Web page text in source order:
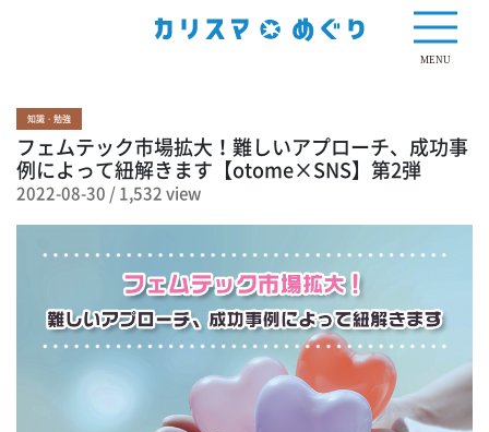
MENU
知識・勉強
フェムテック市場拡大！難しいアプローチ、成功事
例によって紐解きます【otome×SNS】第2弾
2022-08-30 /1,532 view